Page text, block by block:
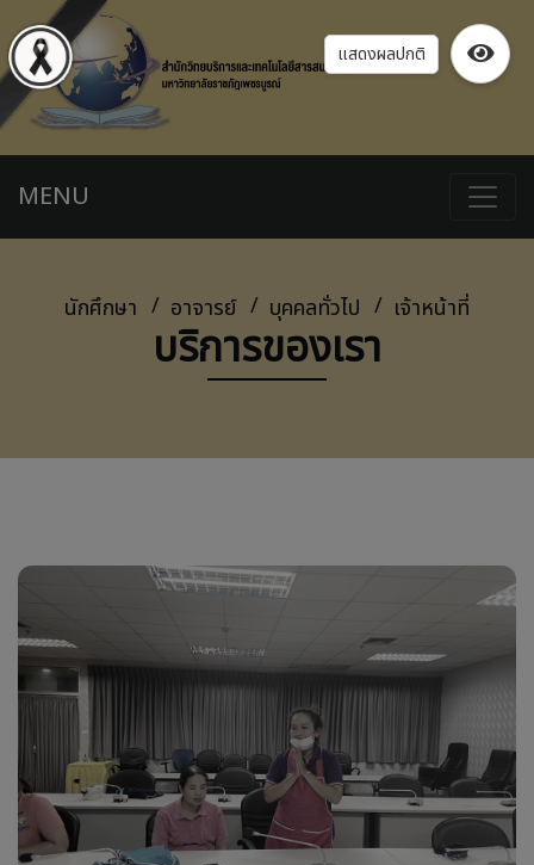
แสดงผลปกติ
MENU
นักศึกษา อาจารย์ บุคคลทั่วไป เจ้าหน้าที่
บริการของเรา